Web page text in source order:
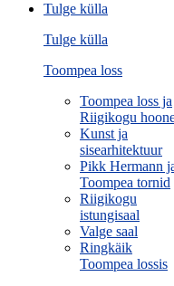
Tulge külla
Tulge külla
Toompea loss
Toompea loss ja
Riigikogu
Kunst ja
sisearhitektuur
Pikk Hermann
Toompea tornid
Riigikogu
istungisaal
Valge saal
Ringkäik
Toompea lossis